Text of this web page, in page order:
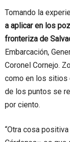
Tomando la
a aplicar en los
fronteriza de
Embarcación,
Coronel Cornejo.
como en los sitios
de los puntos se
por ciento.
“Otra cosa